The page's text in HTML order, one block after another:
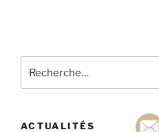
pour
ACTUALITÉS